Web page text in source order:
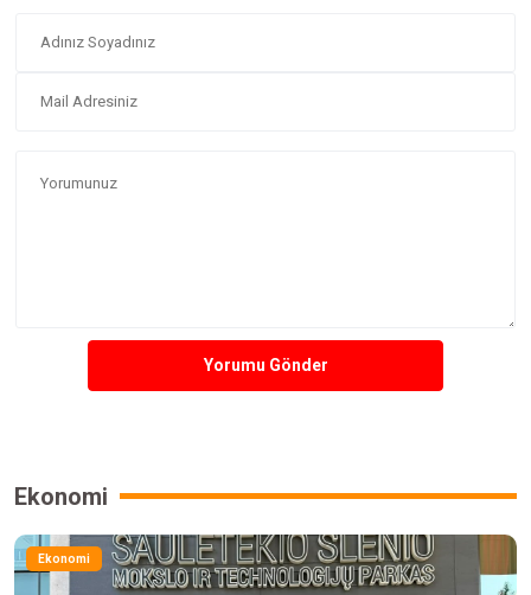
Yorumu Gönder
Ekonomi
Ekonomi